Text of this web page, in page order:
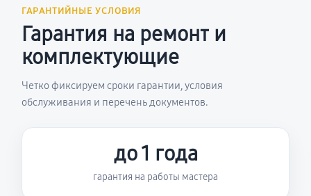
ГАРАНТИЙНЫЕ УСЛОВИЯ
Гарантия на ремонт и
комплектующие
Четко фиксируем сроки гарантии, условия
обслуживания и перечень документов.
до 1 года
гарантия на работы мастера